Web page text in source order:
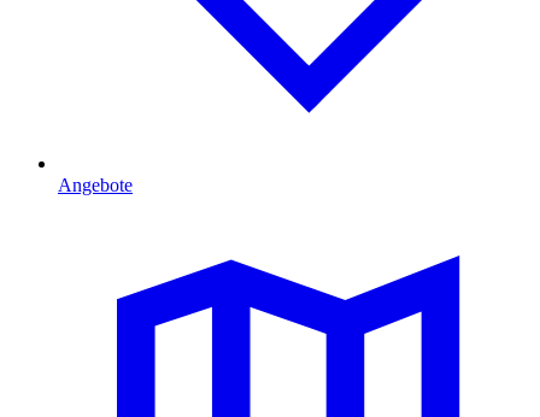
Angebote